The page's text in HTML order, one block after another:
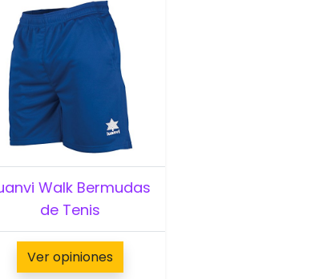
Walk Bermudas
de Tenis
Ver opiniones